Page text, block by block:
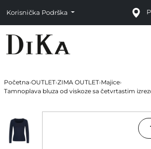
Korisnička Podrška
Početna›OUTLET›ZIMA OUTLET›Majice›
Tamnoplava bluza od viskoze sa četvrtastim